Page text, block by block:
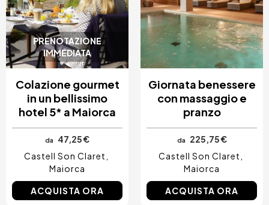
Costa Blanca, Spagna
Bilbao, Spagna
Cancun, Mexico
Amsterdam, Paesi Bassi
Nizza, Francia
PRENOTAZIONE
IMMEDIATA
Colazione gourmet
in un bellissimo
hotel 5* a Maiorca
da
47,25 €
Castell Son Claret
Maiorca
ACQUISTA ORA
Giornata benessere
con massaggio e
pranzo
da
225,75 €
Castell Son Claret
Maiorca
ACQUISTA ORA